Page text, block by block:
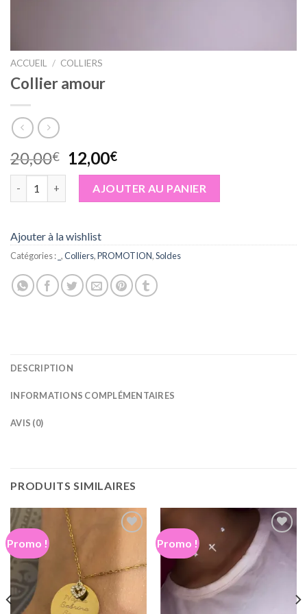
ACCUEIL / COLLIERS
Collier amour
20,00€
Le
prix
initial
était :
12,00€Le
prix
actuel
est :
AJOUTER AU PANIER
Ajouter à la wishlist
Catégories : ,Colliers,PROMOTION,Soldes
DESCRIPTION
INFORMATIONS COMPLÉMENTAIRES
AVIS (0)
PRODUITS SIMILAIRES
Promo !
Ajouter
wishlist
Promo !
Ajouter